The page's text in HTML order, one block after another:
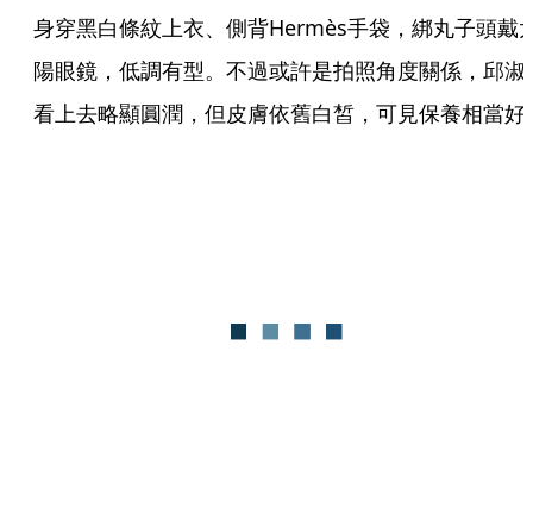
身穿黑白條紋上衣、側背Hermès手袋，綁丸子頭戴
陽眼鏡，低調有型。不過或許是拍照角度關係，邱淑
看上去略顯圓潤，但皮膚依舊白皙，可見保養相當好